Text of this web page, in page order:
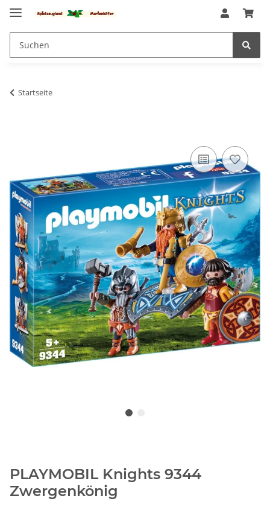
Startseite
PLAYMOBIL Knights 9344
Zwergenkönig